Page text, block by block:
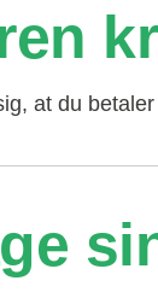
at du